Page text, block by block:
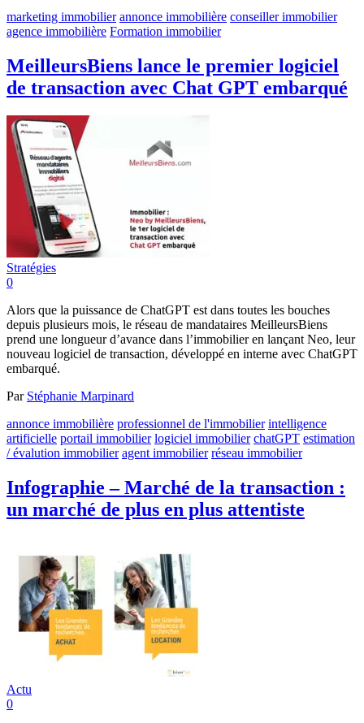
marketing immobilier annonce immobilière conseiller immobilier
agence immobilière Formation immobilier
MeilleursBiens lance le premier logiciel
de transaction avec Chat GPT embarqué
Stratégies
0
Alors que la puissance de ChatGPT est dans toutes les bouches
depuis plusieurs mois, le réseau de mandataires MeilleursBiens
prend une longueur d’avance dans l’immobilier en lançant Neo, leur
nouveau logiciel de transaction, développé en interne avec ChatGPT
embarqué.
Par Stéphanie Marpinard
annonce immobilière professionnel de l'immobilier intelligence
artificielle portail immobilier logiciel immobilier chatGPT estimation
/ évalution immobilier agent immobilier réseau immobilier
Infographie – Marché de la transaction :
un marché de plus en plus attentiste
Actu
0